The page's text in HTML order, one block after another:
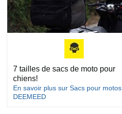
7 tailles de sacs de moto pour
chiens!
En savoir plus sur Sacs pour motos
DEEMEED